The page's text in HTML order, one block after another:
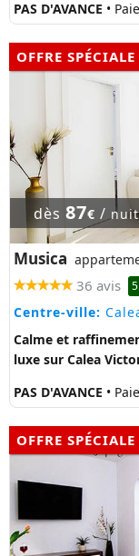
PAS D'AVANCE •
OFFRE SPÉCIALE
dès 87€ /nuit
Musica
36 avis
Centre-ville:
Calme et
luxe sur Calea
PAS D'AVANCE •
OFFRE SPÉCIALE